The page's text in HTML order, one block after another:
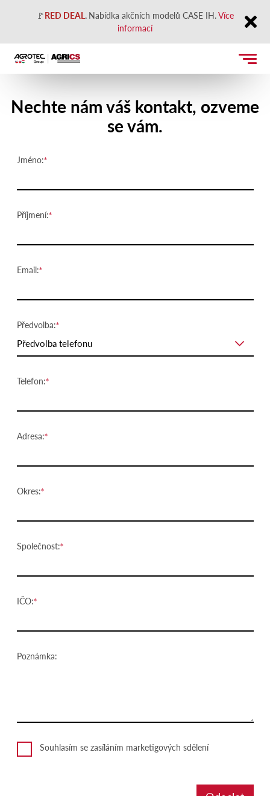
🚩RED DEAL. Nabídka akčních modelů CASE IH.Více
informací
Close
Nechte nám váš kontakt, ozveme
se vám.
Jméno:
Příjmení:
Email:
Předvolba:
Předvolba telefonu
Telefon:
Adresa:
Okres:
Společnost:
IČO:
Poznámka:
Souhlasím se zasíláním marketigových sdělení